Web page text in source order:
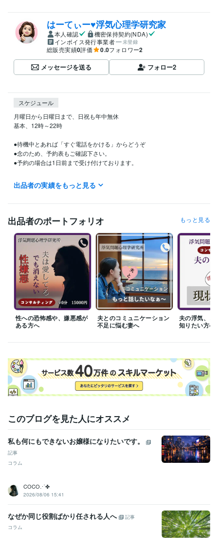
はーてぃー♥浮気心理学研究家
本人確認
機密保持契約(NDA)
インボイス発行事業者
未登録
総販売実績0評価 0.0フォロワー2
メッセージを送る フォロー2
スケジュール
月曜日から日曜日まで、日祝も年中無休
基本、12時～22時
●待機中とあれば「すぐ電話をかける」からどうぞ
●念のため、予約表もご確認下さい。
●予約の場合は1日前まで受け付けております。
経験職種
ライフスタイル・その他 / その他 経験年数 : 21年
受賞歴
初出版しました 行政書士会主催「夫婦のコミュニケーション」の講
演
資格・検定
■カウンセラー ■探偵資格 ■消費者庁相談員■アドラー心理学
2003年
得意分野
悩み相談・カウンセリング 夫婦問題カウンセリング 探偵興信業
カウンセリング＆探偵
出品者の実績をもっと見る
出品者のポートフォリオ もっと見る
性への恐怖感や、嫌悪感が
ある方へ
夫とのコミュニケーション
不足に悩む妻へ
夫の浮気、ど
知りたい方へ
このブログを見た人にオススメ
私も何にもできないお嬢様になりたいです。
記事
コラム
COCO⋰✤
2026/08/06 15:41
なぜか同じ役割ばかり任される人へ
記事
コラム